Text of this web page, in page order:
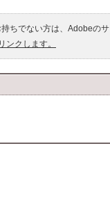
ちでない方は、Adobeのサ
クします。